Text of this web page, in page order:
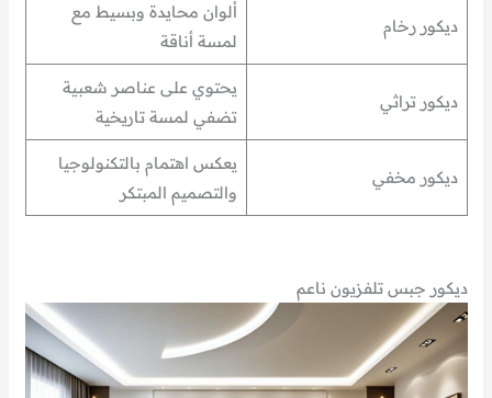
ديكور رخام
ألوان محايدة وبسيط مع
لمسة أناقة
ديكور تراثي
يحتوي على عناصر شعبية
تضفي لمسة تاريخية
ديكور مخفي
يعكس اهتمام بالتكنولوجيا
والتصميم المبتكر
ديكور جبس تلفزيون ناعم